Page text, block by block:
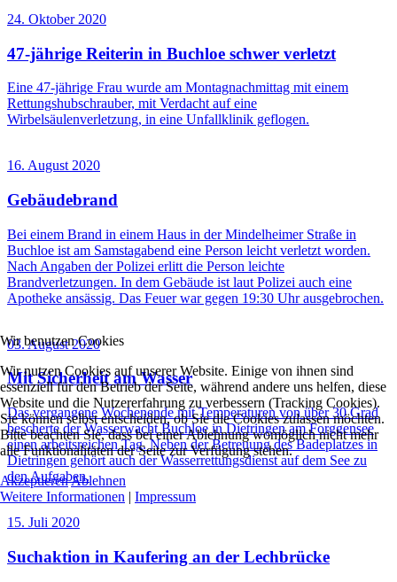
24. Oktober 2020
47-jährige Reiterin in Buchloe schwer verletzt
Eine 47-jährige Frau wurde am Montagnachmittag mit einem
Rettungshubschrauber, mit Verdacht auf eine
Wirbelsäulenverletzung, in eine Unfallklinik geflogen.
16. August 2020
Gebäudebrand
Bei einem Brand in einem Haus in der Mindelheimer Straße in
Buchloe ist am Samstagabend eine Person leicht verletzt worden.
Nach Angaben der Polizei erlitt die Person leichte
Brandverletzungen. In dem Gebäude ist laut Polizei auch eine
Apotheke ansässig. Das Feuer war gegen 19:30 Uhr ausgebrochen.
03. August 2020
Mit Sicherheit am Wasser
Das vergangene Wochenende mit Temperaturen von über 30 Grad
bescherte der Wasserwacht Buchloe in Dietringen am Forggensee
einen arbeitsreichen Tag. Neben der Betreuung des Badeplatzes in
Dietringen gehört auch der Wasserrettungsdienst auf dem See zu
den Aufgaben.
15. Juli 2020
Suchaktion in Kaufering an der Lechbrücke
Wir benutzen Cookies
Wir nutzen Cookies auf unserer Website. Einige von ihnen sind
essenziell für den Betrieb der Seite, während andere uns helfen, diese
Website und die Nutzererfahrung zu verbessern (Tracking Cookies).
Sie können selbst entscheiden, ob Sie die Cookies zulassen möchten.
Bitte beachten Sie, dass bei einer Ablehnung womöglich nicht mehr
alle Funktionalitäten der Seite zur Verfügung stehen.
AkzeptierenAblehnen
Weitere Informationen | Impressum